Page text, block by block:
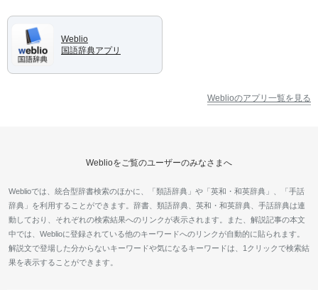
Weblio
国語辞典アプリ
Weblioのアプリ一覧を見る
Weblioをご覧のユーザーのみなさまへ
Weblioでは、統合型辞書検索のほかに、「類語辞典」や「英和・和英辞典」、「手話
辞典」を利用することができます。辞書、類語辞典、英和・和英辞典、手話辞典は連
動しており、それぞれの検索結果へのリンクが表示されます。また、解説記事の本文
中では、Weblioに登録されている他のキーワードへのリンクが自動的に貼られます。
解説文で登場した分からないキーワードや気になるキーワードは、1クリックで検索結
果を表示することができます。